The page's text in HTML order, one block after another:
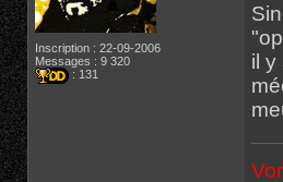
Inscription : 22-09-2006
Messages : 9 320
: 131
il y